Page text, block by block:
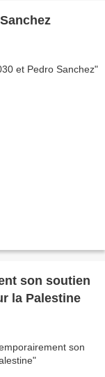
son soutien
la Palestine